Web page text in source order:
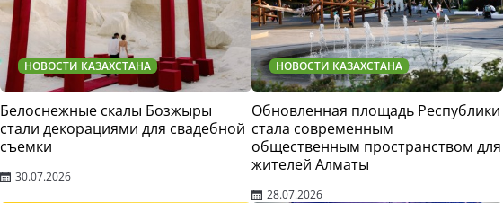
НОВОСТИ КАЗАХСТАНА
Белоснежные скалы Бозжыры
стали декорациями для свадебной
съемки
30.07.2026
НОВОСТИ КАЗАХСТАНА
Обновленная площадь Республики
стала современным
общественным пространством для
жителей Алматы
28.07.2026